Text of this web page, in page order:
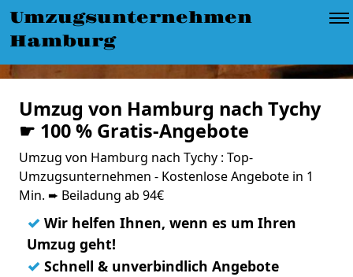
Umzugsunternehmen
Hamburg
Umzug von Hamburg nach Tychy
☛ 100 % Gratis-Angebote
Umzug von Hamburg nach Tychy : Top-
Umzugsunternehmen - Kostenlose Angebote in 1
Min. ➨ Beiladung ab 94€
✓ Wir helfen Ihnen, wenn es um Ihren
Umzug geht!
✓ Schnell & unverbindlich Angebote